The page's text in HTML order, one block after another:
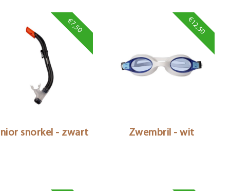
€7,50
snorkel - zwart
€12,50
Zwembril - wit